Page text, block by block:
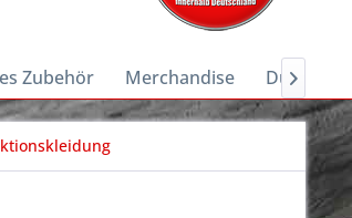
Zubehör Merchandise Ducati E-
